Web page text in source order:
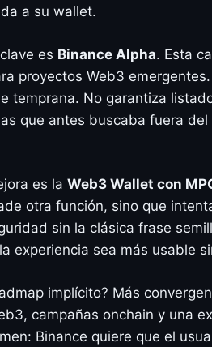
a su wallet.
es Binance Alpha. Esta
proyectos Web3
temprana. No garantiza
que antes buscaba fuera
es la Web3 Wallet con
otra función, sino que
sin la clásica frase
experiencia sea más usable
implícito? Más
campañas onchain y una
Binance quiere que el